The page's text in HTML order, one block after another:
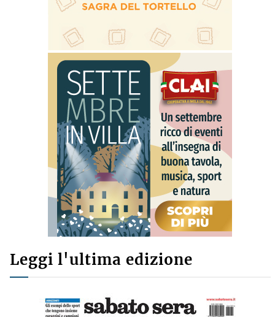
Leggi l'ultima edizione